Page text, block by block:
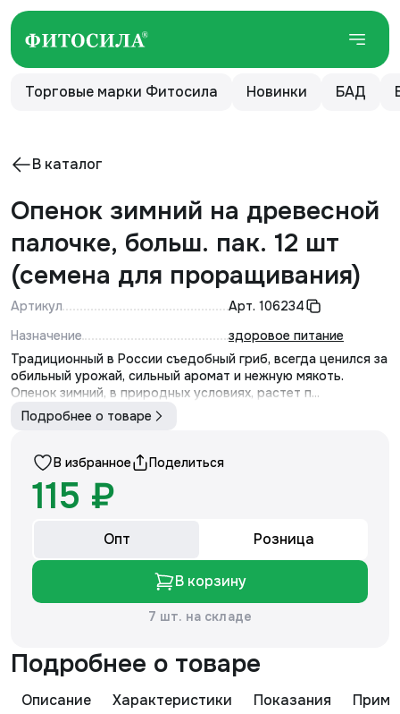
Торговые марки Фитосила Новинки БАД
В каталог
Опенок зимний на древесной
палочке, больш. пак. 12 шт
(семена для проращивания)
Артикул Арт. 106234
Назначение
здоровое питание
Традиционный в России съедобный гриб, всегда ценился за
обильный урожай, сильный аромат и нежную мякоть.
Опенок зимний, в природных условиях, растет п...
Подробнее о товаре
В избранное Поделиться
115 ₽
Опт Розница
В корзину
7 шт. на складе
Подробнее о товаре
Описание Характеристики Показания